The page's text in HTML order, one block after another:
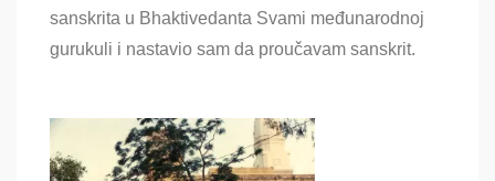
sanskrita u Bhaktivedanta Svami međunarodnoj
gurukuli i nastavio sam da proučavam sanskrit.